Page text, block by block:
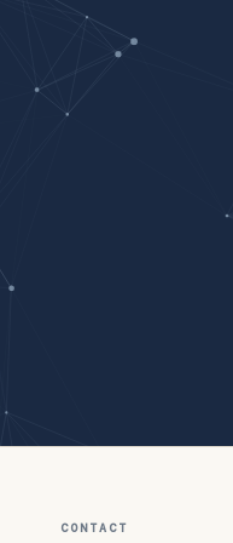
CONTACT